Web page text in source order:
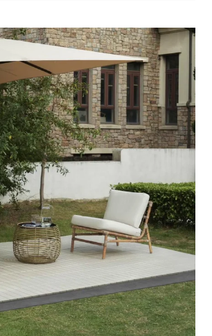
van het tvåröt-zitgedeelte voor een
buiten, bruin